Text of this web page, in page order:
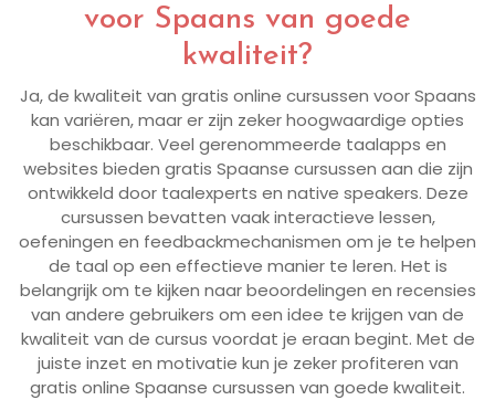
voor Spaans van goede
kwaliteit?
Ja, de kwaliteit van gratis online cursussen voor Spaans
kan variëren, maar er zijn zeker hoogwaardige opties
beschikbaar. Veel gerenommeerde taalapps en
websites bieden gratis Spaanse cursussen aan die zijn
ontwikkeld door taalexperts en native speakers. Deze
cursussen bevatten vaak interactieve lessen,
oefeningen en feedbackmechanismen om je te helpen
de taal op een effectieve manier te leren. Het is
belangrijk om te kijken naar beoordelingen en recensies
van andere gebruikers om een idee te krijgen van de
kwaliteit van de cursus voordat je eraan begint. Met de
juiste inzet en motivatie kun je zeker profiteren van
gratis online Spaanse cursussen van goede kwaliteit.